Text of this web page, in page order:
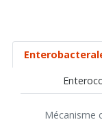
Mécanisme